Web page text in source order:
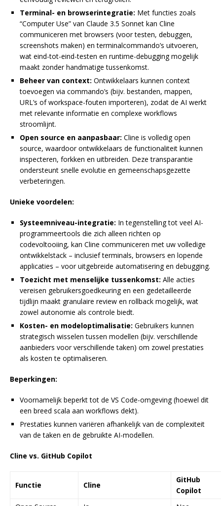
Terminal- en browserintegratie: Met functies zoals
“Computer Use” van Claude 3.5 Sonnet kan Cline
communiceren met browsers (voor testen, debuggen,
screenshots maken) en terminalcommando’s uitvoeren,
wat eind-tot-eind-testen en runtime-debugging mogelijk
maakt zonder handmatige tussenkomst.
Beheer van context: Ontwikkelaars kunnen context
toevoegen via commando’s (bijv. bestanden, mappen,
URL’s of workspace-fouten importeren), zodat de AI werkt
met relevante informatie en complexe workflows
stroomlijnt.
Open source en aanpasbaar: Cline is volledig open
source, waardoor ontwikkelaars de functionaliteit kunnen
inspecteren, forkken en uitbreiden. Deze transparantie
ondersteunt snelle evolutie en gemeenschapsgezette
verbeteringen.
Unieke voordelen:
Systeemniveau-integratie: In tegenstelling tot veel AI-
programmeertools die zich alleen richten op
codevoltooiing, kan Cline communiceren met uw volledige
ontwikkelstack – inclusief terminals, browsers en lopende
applicaties – voor uitgebreide automatisering en debugging.
Toezicht met menselijke tussenkomst: Alle acties
vereisen gebruikersgoedkeuring en een gedetailleerde
tijdlijn maakt granulaire review en rollback mogelijk, wat
zowel autonomie als controle biedt.
Kosten- en modeloptimalisatie: Gebruikers kunnen
strategisch wisselen tussen modellen (bijv. verschillende
aanbieders voor verschillende taken) om zowel prestaties
als kosten te optimaliseren.
Beperkingen:
Voornamelijk beperkt tot de VS Code-omgeving (hoewel dit
een breed scala aan workflows dekt).
Prestaties kunnen variëren afhankelijk van de complexiteit
van de taken en de gebruikte AI-modellen.
Cline vs. GitHub Copilot
Functie Cline
GitHub
Copilot